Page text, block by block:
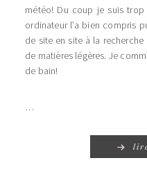
météo! Du coup je suis trop
ordinateur l’a bien compris
de site en site à la
de matières légères. Je
de bain!
…